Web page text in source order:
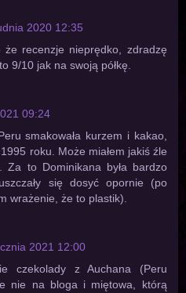
2020 12:35
recenzje nieprędko, zdradzę
9/10 jak na swoją półkę.
09:24
smakowała kurzem i kakao,
roku. Może miałem jakiś źle
Za to Dominikana była bardzo
się dosyć opornie (po
wrażenie, że to plastik).
2021 12:00
czekolady z Auchana (Peru
nie na bloga i miętowa, którą